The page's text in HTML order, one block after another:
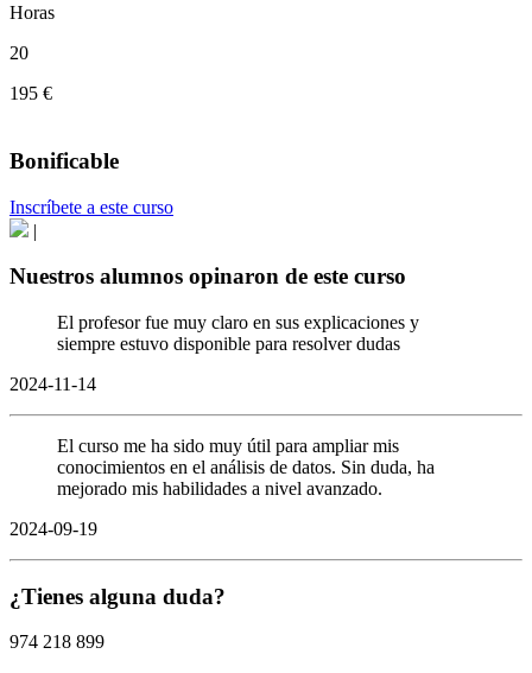
Horas
20
195 €
Bonificable
Inscríbete a este curso
|
Nuestros alumnos opinaron de este curso
El profesor fue muy claro en sus explicaciones y
siempre estuvo disponible para resolver dudas
2024-11-14
El curso me ha sido muy útil para ampliar mis
conocimientos en el análisis de datos. Sin duda, ha
mejorado mis habilidades a nivel avanzado.
2024-09-19
¿Tienes alguna duda?
974 218 899